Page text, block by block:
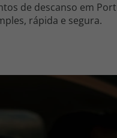
de descanso em
rápida e segura.